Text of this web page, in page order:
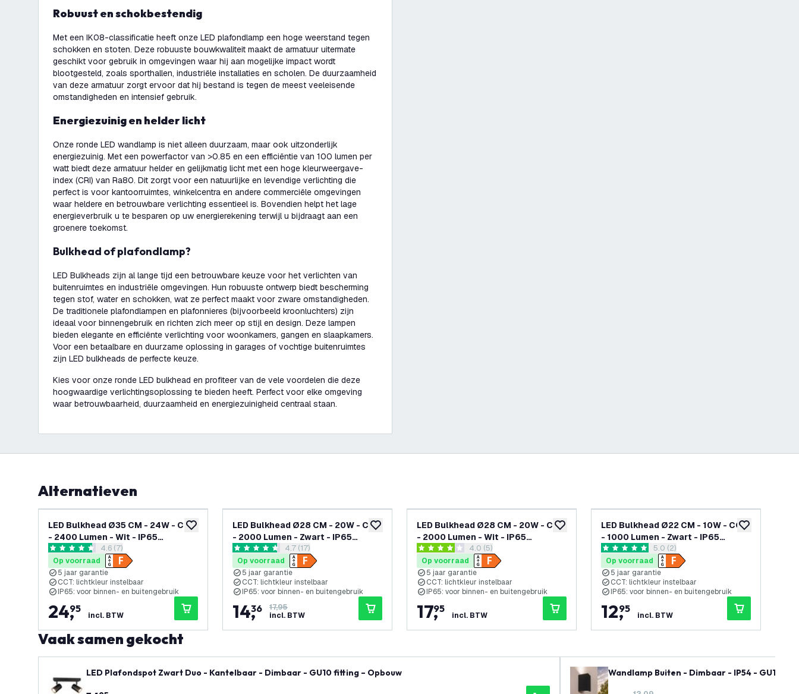
Robuust en schokbestendig
Met een IK08-classificatie heeft onze LED plafondlamp een hoge weerstand tegen
schokken en stoten. Deze robuuste bouwkwaliteit maakt de armatuur uitermate
geschikt voor gebruik in omgevingen waar hij aan mogelijke impact wordt
blootgesteld, zoals sporthallen, industriële installaties en scholen. De duurzaamheid
van deze armatuur zorgt ervoor dat hij bestand is tegen de meest veeleisende
omstandigheden en intensief gebruik.
Energiezuinig en helder licht
Onze ronde LED wandlamp is niet alleen duurzaam, maar ook uitzonderlijk
energiezuinig. Met een powerfactor van >0.85 en een efficiëntie van 100 lumen per
watt biedt deze armatuur helder en gelijkmatig licht met een hoge kleurweergave-
index (CRI) van Ra80. Dit zorgt voor een natuurlijke en levendige verlichting die
perfect is voor kantoorruimtes, winkelcentra en andere commerciële omgevingen
waar heldere en betrouwbare verlichting essentieel is. Bovendien helpt het lage
energieverbruik u te besparen op uw energierekening terwijl u bijdraagt aan een
groenere toekomst.
Bulkhead of plafondlamp?
LED Bulkheads zijn al lange tijd een betrouwbare keuze voor het verlichten van
buitenruimtes en industriële omgevingen. Hun robuuste ontwerp biedt bescherming
tegen stof, water en schokken, wat ze perfect maakt voor zware omstandigheden.
De traditionele plafondlampen en plafonnieres (bijvoorbeeld kroonluchters) zijn
ideaal voor binnengebruik en richten zich meer op stijl en design. Deze lampen
bieden elegante en efficiënte verlichting voor woonkamers, gangen en slaapkamers.
Voor een betaalbare en duurzame oplossing in garages of vochtige buitenruimtes
zijn LED bulkheads de perfecte keuze.
Kies voor onze ronde LED bulkhead en profiteer van de vele voordelen die deze
hoogwaardige verlichtingsoplossing te bieden heeft. Perfect voor elke omgeving
waar betrouwbaarheid, duurzaamheid en energiezuinigheid centraal staan.
Alternatieven
toevoegen aan verlanglijst
LED Bulkhead Ø35 CM - 24W - CCT
- 2400 Lumen - Wit - IP65
Waterdicht - 5 jaar garantie
reviews drawer openen
4.6 score sterren4.6 (7)
Op voorraad
5 jaar garantie
CCT: lichtkleur instelbaar
IP65: voor binnen- en buitengebruik
24,
95
incl. BTW
toevoegen aan verlanglijst
LED Bulkhead Ø28 CM - 20W - CCT
- 2000 Lumen - Zwart - IP65
Waterdicht - 5 jaar garantie
reviews drawer openen
4.7 score sterren4.7 (17)
Op voorraad
5 jaar garantie
CCT: lichtkleur instelbaar
IP65: voor binnen- en buitengebruik
14,
36
17,95
incl. BTW
toevoegen aan verlanglijst
LED Bulkhead Ø28 CM - 20W - CCT
- 2000 Lumen - Wit - IP65
Waterdicht - 5 jaar garantie
reviews drawer openen
4 score sterren4.0 (5)
Op voorraad
5 jaar garantie
CCT: lichtkleur instelbaar
IP65: voor binnen- en buitengebruik
17,
95
incl. BTW
toevoegen aan
LED Bulkhead Ø22 CM - 10W - CCT
- 1000 Lumen - Zwart - IP65
Waterdicht - 5 jaar garantie
reviews drawer openen
5 score sterren5.0 (2)
Op voorraad
5 jaar garantie
CCT: lichtkleur instelbaar
IP65: voor binnen- en buitengebruik
12,
95
incl. BTW
Vaak samen gekocht
LED Plafondspot Zwart Duo - Kantelbaar - Dimbaar - GU10 fitting – Opbouw Wandlamp Buiten - Dimbaar - IP54 - GU10